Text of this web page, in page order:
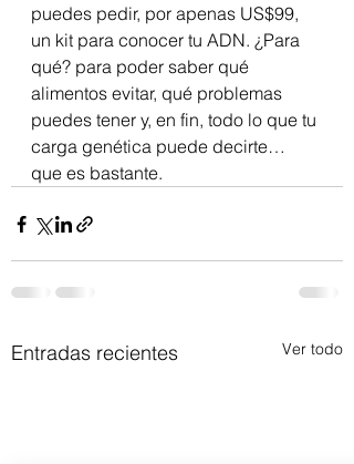
puedes pedir, por apenas US$99,
un kit para conocer tu ADN. ¿Para
qué? para poder saber qué
alimentos evitar, qué problemas
puedes tener y, en fin, todo lo que tu
carga genética puede decirte…
que es bastante.
Entradas recientes Ver todo